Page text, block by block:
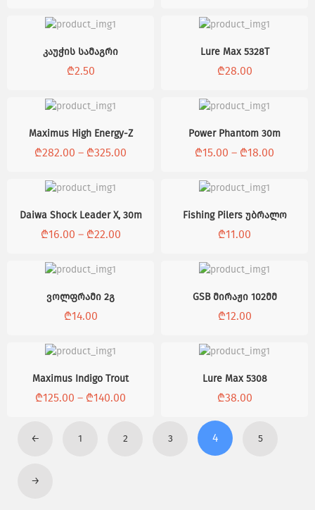
კაუჭის სამაგრი
₾2.50
Lure Max 5328T
₾28.00
Maximus High Energy-Z
₾282.00 – ₾325.00
Power Phantom 30m
₾15.00 – ₾18.00
Daiwa Shock Leader X, 30m
₾16.00 – ₾22.00
Fishing Pilers უბრალო
₾11.00
ვოლფრამი 2გ
₾14.00
GSB მირაჟი 102მმ
₾12.00
Maximus Indigo Trout
₾125.00 – ₾140.00
Lure Max 5308
₾38.00
← 1 2 3 4 5
→